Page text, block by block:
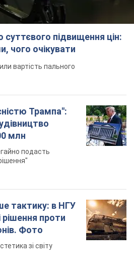
підвищення цін:
чого очікувати
вартість пального
Трампа":
млн
подасть
тактику: в НГУ
рішення проти
Фото
зі світу